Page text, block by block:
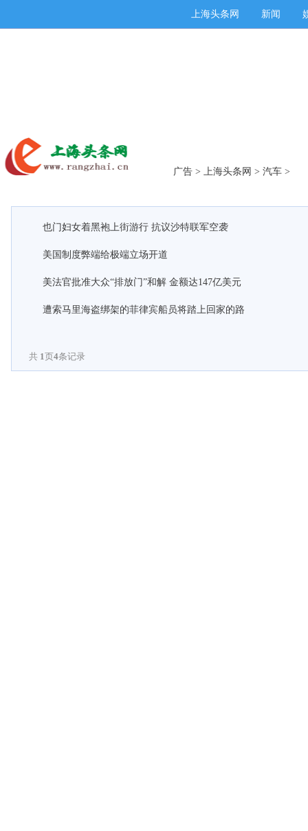
上海头条网 新闻
广告 > 上海头条网 > 汽车 >
也门妇女着黑袍上街游行 抗议沙特联军空袭
美国制度弊端给极端立场开道
美法官批准大众“排放门”和解 金额达147亿美元
遭索马里海盗绑架的菲律宾船员将踏上回家的路
共 1页4条记录